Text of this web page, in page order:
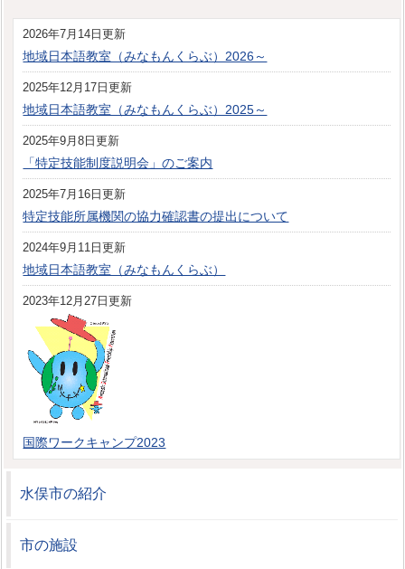
2026年7月14日更新
地域日本語教室（みなもんくらぶ）2026～
2025年12月17日更新
地域日本語教室（みなもんくらぶ）2025～
2025年9月8日更新
「特定技能制度説明会」のご案内
2025年7月16日更新
特定技能所属機関の協力確認書の提出について
2024年9月11日更新
地域日本語教室（みなもんくらぶ）
2023年12月27日更新
国際ワークキャンプ2023
水俣市の紹介
市の施設